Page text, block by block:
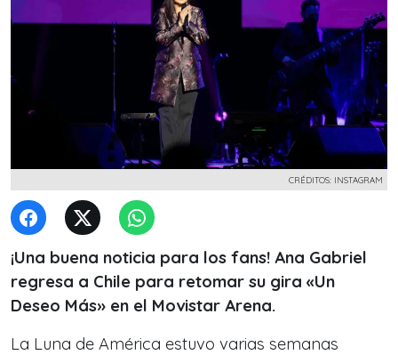
CRÉDITOS: INSTAGRAM
¡Una buena noticia para los fans! Ana Gabriel
regresa a Chile para retomar su gira «Un
Deseo Más» en el Movistar Arena.
La Luna de América estuvo varias semanas